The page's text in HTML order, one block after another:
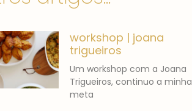
workshop | joana
trigueiros
Um workshop com a Joana
Trigueiros, continuo a minha
meta